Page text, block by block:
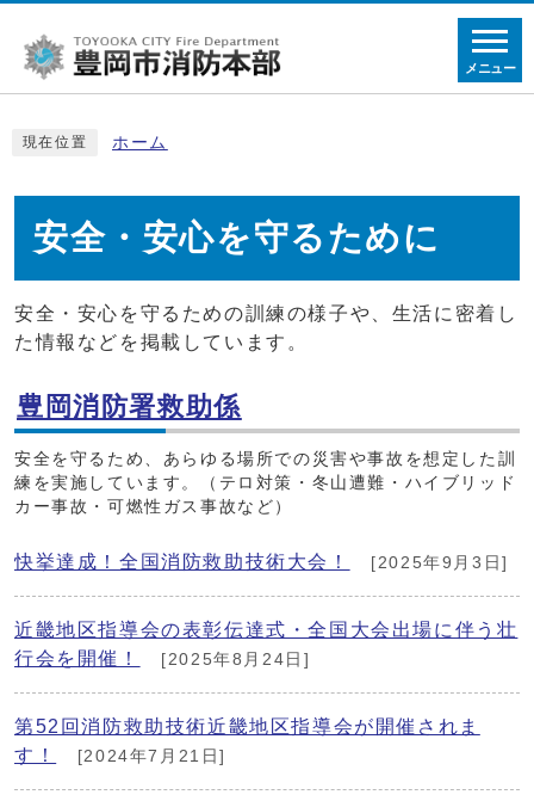
メニュー
現在位置 ホーム
安全・安心を守るために
安全・安心を守るための訓練の様子や、生活に密着し
た情報などを掲載しています。
豊岡消防署救助係
安全を守るため、あらゆる場所での災害や事故を想定した訓
練を実施しています。（テロ対策・冬山遭難・ハイブリッド
カー事故・可燃性ガス事故など）
快挙達成！全国消防救助技術大会！ [2025年9月3日]
近畿地区指導会の表彰伝達式・全国大会出場に伴う壮
行会を開催！
[2025年8月24日]
第52回消防救助技術近畿地区指導会が開催されま
す！
[2024年7月21日]